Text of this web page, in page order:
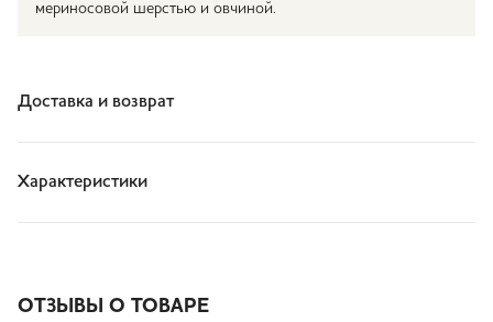
мериносовой шерстью и овчиной.
Доставка и возврат
Характеристики
ОТЗЫВЫ О ТОВАРЕ